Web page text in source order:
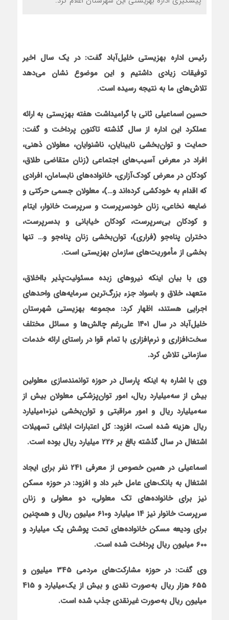
رئیس اداره بهزیستی خلیل‌آباد گفت:در یک سال اخیر
توفیقات زیادی داشتیم و این موضوع نشان می‌دهد
تلاش‌های ما به نتیجه رسیده است.
حسین اسماعیلی‏ ثانی با گرامیداشت هفته بهزیستی به ارائه
عملکرد این اداره از سال گذشته تاکنون پرداخت و گفت:
حمایت و توان‌بخشی نابینایان، ناشنوایان، معلولان ذهنی،
افراد در معرض آسیب‌های اجتماعی (زنان متقاضی طلاق،
کودکان در معرض کودک‌آزاری، خانواده‌های نابسامان، افرادی
که اقدام به خودکشی کرده‌اند و…)، معلولان جسمی حرکتی و
ضایعه نخاعی، زنان خودسرپرست و سرپرست خانوار، ایتام
و کودکان بی‌سرپرست، کودکان خیابانی و بدسرپرست،
دختران پناه‌جو (فراری)، توان‌بخشی زنان پناه‌جو و… تنها
بخشی از مأموریت‌های سازمان بهزیستی است.
وی با بیان این‏که نیروهای زبده مسئولیت‌پذیر بااخلاق،
متعهد، خلاق و باسواد جزء بزرگ‌ترین سرمایه‌های واحدهای
اجرایی هستند، اظهار کرد: مجموعه بهزیستی شهرستان
خلیل‌آباد در سال ۱۴۰۱ علی‌رغم چالش‌ها و مسائل مختلف
سخت‌افزاری و نرم‌افزاری با تمام قوا در راستای ارائه خدمات
سازمانی تلاش کرد.
وی با اشاره به این‏که پارسال در حوزه توانمندسازی معلولین
بیش از سه‌میلیارد ریال، امور توان‌پزشکی معلولان بیش از
سه‌میلیارد ریال و امور مراقبتی و توان‌بخشی نیز10میلیارد
ریال هزینه شده است، افزود: کل اعتبارات ابلاغی تسهیلات
اشتغال در سال گذشته بالغ بر 226 میلیارد ریال بوده است.
اسماعیلی در همین خصوص از معرفی 241 نفر برای ایجاد
اشتغال به بانک‌های عامل خبر داد و افزود: در حوزه مسکن
نیز برای خانواده‌های تک معلولی، دو معلولی و زنان
سرپرست خانوار نیز 14 میلیارد و610 میلیون ریال و هم‏چنین
برای ودیعه مسکن خانواده‌های تحت پوشش یک میلیارد و
600 میلیون ریال پرداخت شده است.
وی گفت: در حوزه مشارکت‌های مردمی 345 میلیون و
655 هزار ریال به‌صورت نقدی و بیش از یک‌میلیارد و 415
میلیون ریال به‌صورت غیرنقدی جذب شده است.